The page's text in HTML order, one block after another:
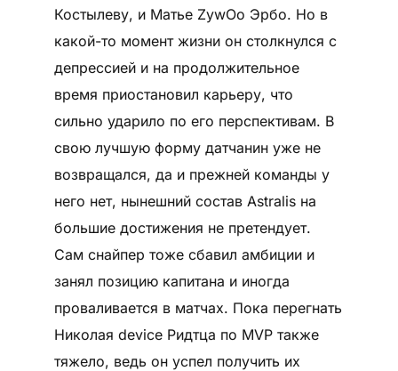
Костылеву, и Матье ZywOo Эрбо. Но в
какой-то момент жизни он столкнулся с
депрессией и на продолжительное
время приостановил карьеру, что
сильно ударило по его перспективам. В
свою лучшую форму датчанин уже не
возвращался, да и прежней команды у
него нет, нынешний состав Astralis на
большие достижения не претендует.
Сам снайпер тоже сбавил амбиции и
занял позицию капитана и иногда
проваливается в матчах. Пока перегнать
Николая device Ридтца по MVP также
тяжело, ведь он успел получить их